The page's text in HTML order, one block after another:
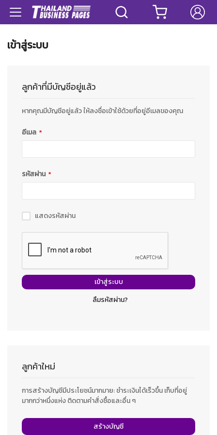
เข้าสู่ระบบ
ลูกค้าที่มีบัญชีอยู่แล้ว
หากคุณมีบัญชีอยู่แล้ว ให้ลงชื่อเข้าใช้ด้วยที่อยู่อีเมลของคุณ
อีเมล
รหัสผ่าน
แสดงรหัสผ่าน
เข้าสู่ระบบ
ลืมรหัสผ่าน?
ลูกค้าใหม่
การสร้างบัญชีมีประโยชน์มากมาย: ชำระเงินได้เร็วขึ้น เก็บที่อยู่
มากกว่าหนึ่งแห่ง ติดตามคำสั่งซื้อและอื่น ๆ
สร้างบัญชี